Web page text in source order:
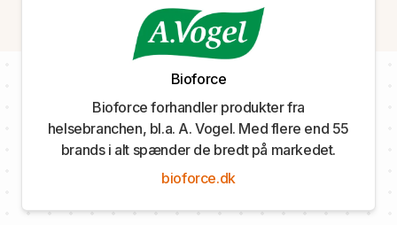
Bioforce
Bioforce forhandler produkter fra
helsebranchen, bl.a. A. Vogel. Med flere end 55
brands i alt spænder de bredt på markedet.
bioforce.dk